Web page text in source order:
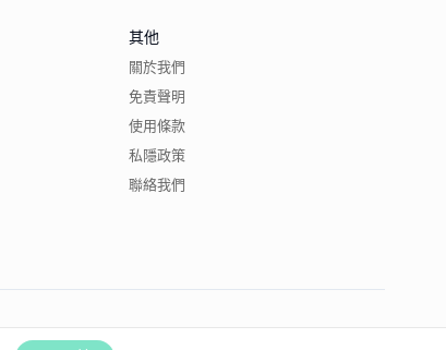
其他
關於我們
免責聲明
使用條款
私隱政策
聯絡我們